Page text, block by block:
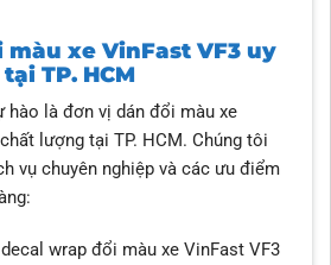
xe VinFast VF3 uy
TP. HCM
hào là đơn vị dán đổi màu xe
lượng tại TP. HCM. Chúng tôi
vụ chuyên nghiệp và các ưu điểm
wrap đổi màu xe VinFast VF3